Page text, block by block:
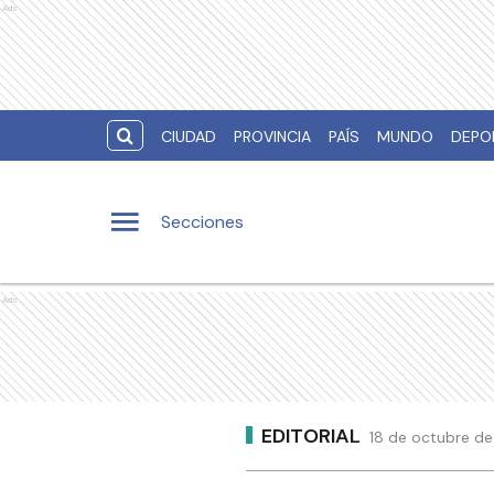
Ads
CIUDAD PROVINCIA PAÍS MUNDO
Secciones
Ads
EDITORIAL 18 de octubre